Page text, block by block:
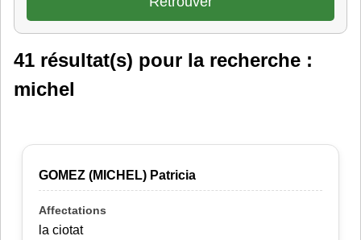
41 résultat(s) pour la recherche :
michel
GOMEZ (MICHEL) Patricia
la ciotat